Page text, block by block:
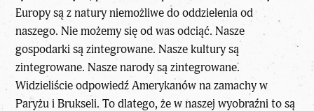
Europy są z natury niemożliwe do oddzielenia od
naszego. Nie możemy się od was odciąć. Nasze
gospodarki są zintegrowane. Nasze kultury są
zintegrowane. Nasze narody są zintegrowane.
Widzieliście odpowiedź Amerykanów na zamachy w
Paryżu i Brukseli. To dlatego, że w naszej wyobraźni to są